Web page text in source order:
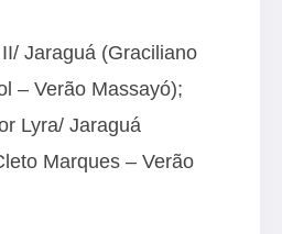
Jaraguá (Graciliano
– Verão Massayó);
Lyra/ Jaraguá
Marques – Verão